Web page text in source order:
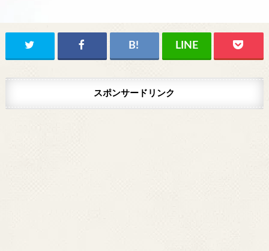
スポンサードリンク